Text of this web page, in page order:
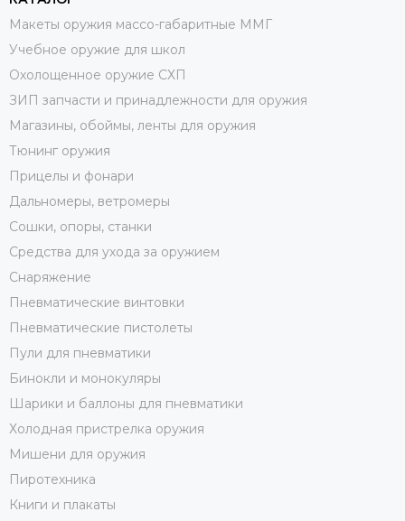
Макеты оружия массо-габаритные ММГ
Учебное оружие для школ
Охолощенное оружие СХП
ЗИП запчасти и принадлежности для оружия
Магазины, обоймы, ленты для оружия
Тюнинг оружия
Прицелы и фонари
Дальномеры, ветромеры
Сошки, опоры, станки
Средства для ухода за оружием
Снаряжение
Пневматические винтовки
Пневматические пистолеты
Пули для пневматики
Бинокли и монокуляры
Шарики и баллоны для пневматики
Холодная пристрелка оружия
Мишени для оружия
Пиротехника
Книги и плакаты